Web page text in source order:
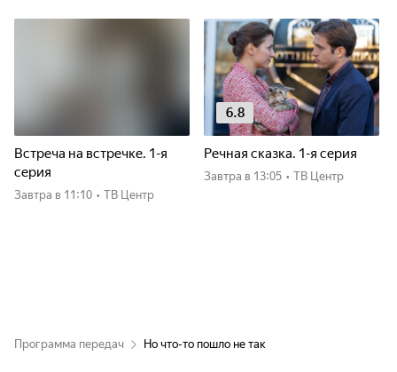
Встреча на встречке. 1-я
серия
Завтра в 11:10 • ТВ Центр
6.8
Речная сказка. 1-я серия
Завтра в 13:05 • ТВ Центр
Программа передач Но что-то пошло не так